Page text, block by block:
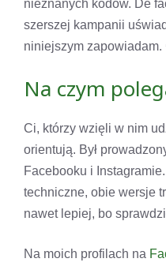
nieznanych kodów. De
szerszej kampanii
niniejszym zapowiadam.
Na czym
Ci, którzy wzięli w nim
orientują. Był
Facebooku i
techniczne, obie wersje
nawet lepiej, bo
Na moich profilach na